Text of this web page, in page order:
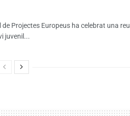
Projectes Europeus ha celebrat una
juvenil...